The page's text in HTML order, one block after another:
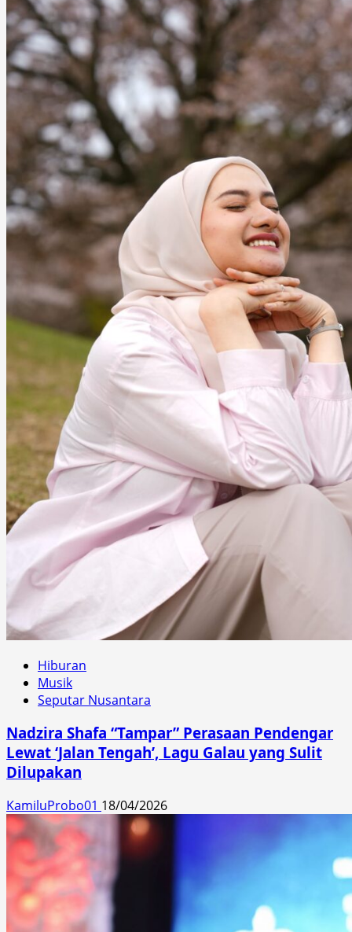
Hiburan
Musik
Seputar Nusantara
Nadzira Shafa “Tampar” Perasaan Pendengar
Lewat ‘Jalan Tengah’, Lagu Galau yang Sulit
Dilupakan
KamiluProbo01 18/04/2026